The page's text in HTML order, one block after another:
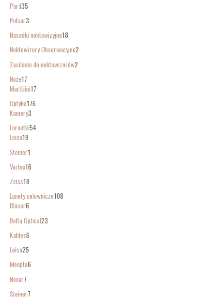
Pard35
Pulsar3
Nasadki noktowizyjne18
Noktowizory Obserwacyjne2
Zasilanie do noktowizorów2
Noże17
Marttiini17
Optyka176
Kamery3
Lornetki54
Leica19
Steiner1
Vortex16
Zeiss18
Lunety celownicze108
Blaser6
Delta Optical23
Kahles6
Leica25
Meopta6
Noxar7
Steiner7